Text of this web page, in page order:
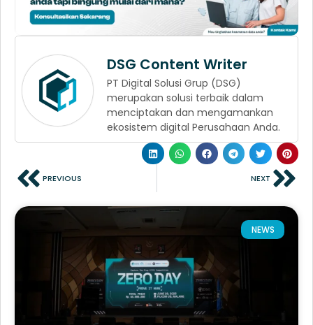
DSG Content Writer
PT Digital Solusi Grup (DSG)
merupakan solusi terbaik dalam
menciptakan dan mengamankan
ekosistem digital Perusahaan Anda.
PREVIOUS NEXT
NEWS